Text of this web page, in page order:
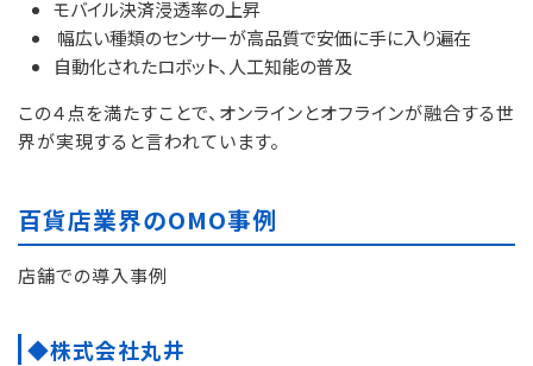
モバイル決済浸透率の上昇
幅広い種類のセンサーが高品質で安価に手に入り遍在
自動化されたロボット、人工知能の普及
この４点を満たすことで、オンラインとオフラインが融合する世
界が実現すると言われています。
百貨店業界のOMO事例
店舗での導入事例
◆株式会社丸井